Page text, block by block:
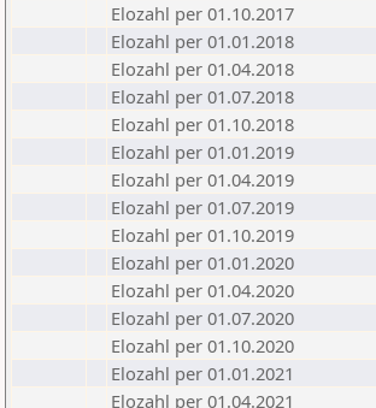
Elozahl per 01.10.2017
Elozahl per 01.01.2018
Elozahl per 01.04.2018
Elozahl per 01.07.2018
Elozahl per 01.10.2018
Elozahl per 01.01.2019
Elozahl per 01.04.2019
Elozahl per 01.07.2019
Elozahl per 01.10.2019
Elozahl per 01.01.2020
Elozahl per 01.04.2020
Elozahl per 01.07.2020
Elozahl per 01.10.2020
Elozahl per 01.01.2021
Elozahl per 01.04.2021